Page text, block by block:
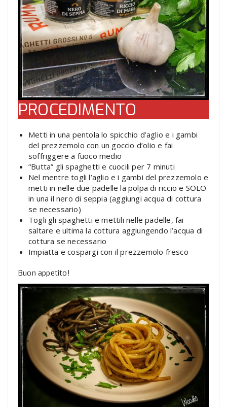
PROCEDIMENTO
Metti in una pentola lo spicchio d’aglio e i gambi
del prezzemolo con un goccio d’olio e fai
soffriggere a fuoco medio
“Butta” gli spaghetti e cuocili per 7 minuti
Nel mentre togli l’aglio e i gambi del prezzemolo e
metti in nelle due padelle la polpa di riccio e SOLO
in una il nero di seppia (aggiungi acqua di cottura
se necessario)
Togli gli spaghetti e mettili nelle padelle, fai
saltare e ultima la cottura aggiungendo l’acqua di
cottura se necessario
Impiatta e cospargi con il prezzemolo fresco
Buon appetito!